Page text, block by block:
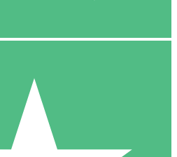
10 Downloads
20 00